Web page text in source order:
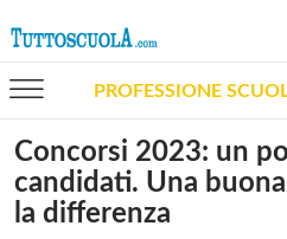
PROFESSIONE
Concorsi 2023: un
candidati. Una
la differenza